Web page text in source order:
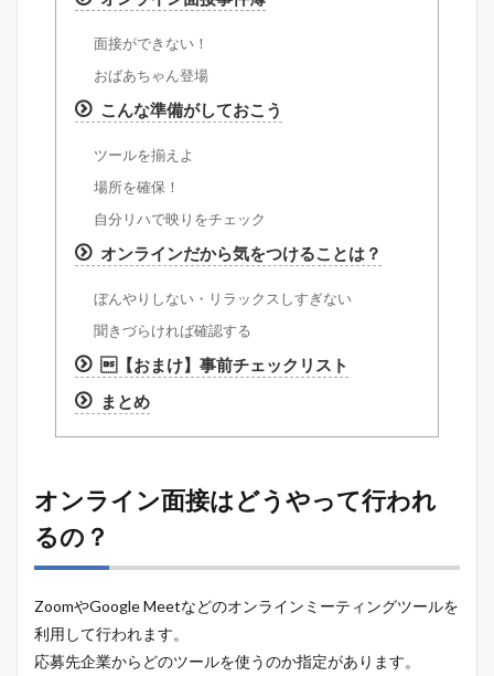
面接ができない！
おばあちゃん登場
こんな準備がしておこう
ツールを揃えよ
場所を確保！
自分リハで映りをチェック
オンラインだから気をつけることは？
ぼんやりしない・リラックスしすぎない
聞きづらければ確認する
【おまけ】事前チェックリスト
まとめ
オンライン面接はどうやって行われ
るの？
ZoomやGoogle Meetなどのオンラインミーティングツールを
利用して行われます。
応募先企業からどのツールを使うのか指定があります。